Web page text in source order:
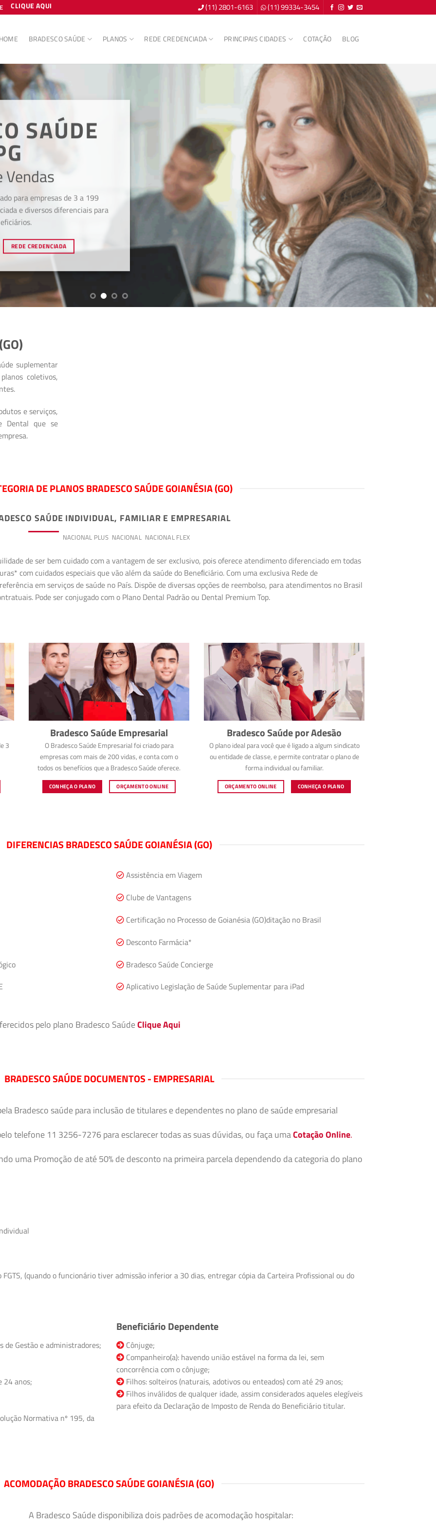
CLIQUE AQUI (11) 2801-6163 (11) 99334-3454
BRADESCO SAÚDE PLANOS REDE CREDENCIADA PRINCIPAIS CIDADES COTAÇÃO BLOG
SAÚDE
Vendas
para empresas de 3 a 199
e diversos diferenciais para
REDE CREDENCIADA
suplementar
coletivos,
e serviços,
Dental que se
DE PLANOS BRADESCO SAÚDE GOIANÉSIA (GO)
SAÚDE INDIVIDUAL, FAMILIAR E EMPRESARIAL
NACIONAL PLUS NACIONAL NACIONAL FLEX
de ser bem cuidado com a vantagem de ser exclusivo, pois oferece atendimento diferenciado em todas
com cuidados especiais que vão além da saúde do Beneﬁciário. Com uma exclusiva Rede de
em serviços de saúde no País. Dispõe de diversas opções de reembolso, para atendimentos no Brasil
Pode ser conjugado com o Plano Dental Padrão ou Dental Premium Top.
3
Bradesco Saúde Empresarial
O Bradesco Saúde Empresarial foi criado para
empresas com mais de 200 vidas, e conta com o
todos os benefícios que a Bradesco Saúde oferece.
CONHEÇA O PLANO ORÇAMENTO ONLINE
Bradesco Saúde por Adesão
O plano ideal para você que é ligado a algum sindicato
ou entidade de classe, e permite contratar o plano de
forma individual ou familiar.
ORÇAMENTO ONLINE CONHEÇA O PLANO
DIFERENCIAS BRADESCO SAÚDE GOIANÉSIA (GO)
Assistência em Viagem
Clube de Vantagens
Certificação no Processo de Goianésia (GO)ditação no Brasil
Desconto Farmácia*
Bradesco Saúde Concierge
Aplicativo Legislação de Saúde Suplementar para iPad
pelo plano Bradesco SaúdeClique Aqui
BRADESCO SAÚDE DOCUMENTOS - EMPRESARIAL
Bradesco saúde para inclusão de titulares e dependentes no plano de saúde empresarial
telefone 11 3256-7276 para esclarecer todas as suas dúvidas, ou faça umaCotação Online.
uma Promoção de até 50% de desconto na primeira parcela dependendo da categoria do plano
(quando o funcionário tiver admissão inferior a 30 dias, entregar cópia da Carteira Profissional ou do
Gestão e administradores;
24 anos;
Normativa nº 195, da
Beneficiário Dependente
Cônjuge;
Companheiro(a): havendo união estável na forma da lei, sem
concorrência com o cônjuge;
Filhos: solteiros (naturais, adotivos ou enteados) com até 29 anos;
Filhos inválidos de qualquer idade, assim considerados aqueles elegíveis
para efeito da Declaração de Imposto de Renda do Beneficiário titular.
ACOMODAÇÃO BRADESCO SAÚDE GOIANÉSIA (GO)
A Bradesco Saúde disponibiliza dois padrões de acomodação hospitalar: